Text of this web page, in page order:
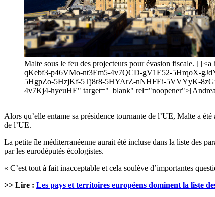
Malte sous le feu des projecteurs pour évasion fiscale. [
qKebf3-p46VMo-nt3Em5-4v7QCD-gV1E52-5HrqoX-
5HgpZo-5HzjKf-5Tj8r8-5HYArZ-nNHFEi-5VVYyK-
4v7Kj4-hyeuHE" target="_blank"
Alors qu’elle entame sa présidence tournante de l’UE, Malte a
de l’UE.
La petite île méditerranéenne aurait été incluse dans la liste des
par les eurodéputés écologistes.
« C’est tout à fait inacceptable et cela soulève d’importantes
>> Lire : Les pays et territoires européens dominent la liste